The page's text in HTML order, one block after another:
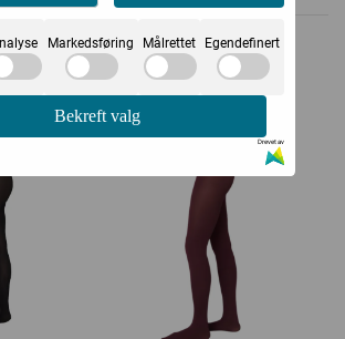
produkter
Markedsføring Målrettet Egendefinert
Bekreft valg
Drevet av